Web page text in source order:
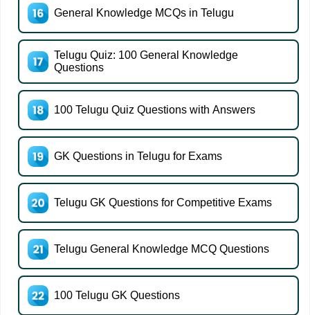
General Knowledge MCQs in Telugu
Telugu Quiz: 100 General Knowledge
Questions
100 Telugu Quiz Questions with Answers
GK Questions in Telugu for Exams
Telugu GK Questions for Competitive Exams
Telugu General Knowledge MCQ Questions
100 Telugu GK Questions